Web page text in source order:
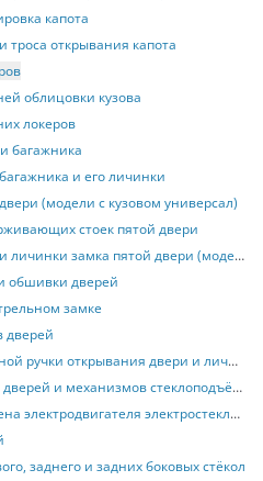
капота
троса открывания капота
облицовки кузова
локеров
багажника
и его личинки
(модели с кузовом универсал)
стоек пятой двери
Снятие и установка замка и личинки замка пятой двери (модели с кузовом универсал)
обшивки дверей
замке
дверей
Снятие и установка наружной ручки открывания двери и личинки замка
Снятие и установка стёкол дверей и механизмов стеклоподъёмников
Основные сведения и замена электродвигателя электростеклоподъёмника
заднего и задних боковых стёкол